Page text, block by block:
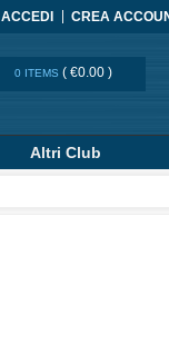
ACCEDI CREA
0 ITEMS ( €0.00 )
Altri Club